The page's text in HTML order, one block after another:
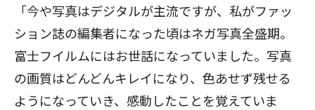
「今や写真はデジタルが主流ですが、私がファッ
ション誌の編集者になった頃はネガ写真全盛期。
富士フイルムにはお世話になっていました。写真
の画質はどんどんキレイになり、色あせず残せる
ようになっていき、感動したことを覚えていま